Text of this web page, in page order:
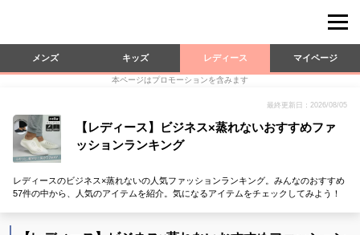
メンズ キッズ レディース マイページ
本ページはプロモーションを含みます
最終更新日：2026/08/05
【レディース】ビジネス×蒸れないおすすめファ
ッションランキング
レディースのビジネス×蒸れないの人気ファッションランキング。みんなのおすすめ
57件の中から、人気のアイテムを紹介。気になるアイテムをチェックしてみよう！